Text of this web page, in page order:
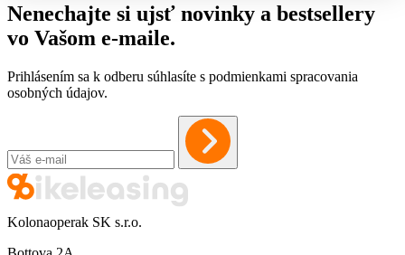
Nenechajte si ujsť novinky a bestsellery
vo Vašom e-maile.
Prihlásením sa k odberu súhlasíte s podmienkami spracovania
osobných údajov.
Kolonaoperak SK s.r.o.